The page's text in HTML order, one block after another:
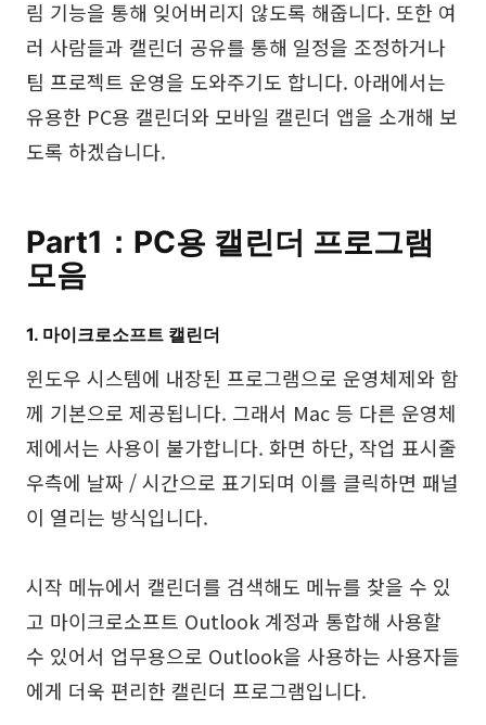
조직도
아키텍처 다이어그램
워크플로우
스크럼 도구
브레인스토밍
리서치 및 분석
회의 및 워크숍
제품 기획
창의성 & 다이어그램
AI 마인드맵
AI 사용자 여정 지도
AI 피시본 다이어그램
계획 & 처리
림 기능을 통해 잊어버리지 않도록 해줍니다. 또한 여
러 사람들과 캘린더 공유를 통해 일정을 조정하거나
팀 프로젝트 운영을 도와주기도 합니다. 아래에서는
유용한 PC용 캘린더와 모바일 캘린더 앱을 소개해 보
도록 하겠습니다.
Part1：PC용 캘린더 프로그램
모음
1. 마이크로소프트 캘린더
윈도우 시스템에 내장된 프로그램으로 운영체제와 함
께 기본으로 제공됩니다. 그래서 Mac 등 다른 운영체
제에서는 사용이 불가합니다. 화면 하단, 작업 표시줄
우측에 날짜 / 시간으로 표기되며 이를 클릭하면 패널
이 열리는 방식입니다.
시작 메뉴에서 캘린더를 검색해도 메뉴를 찾을 수 있
고 마이크로소프트 Outlook 계정과 통합해 사용할
수 있어서 업무용으로 Outlook을 사용하는 사용자들
에게 더욱 편리한 캘린더 프로그램입니다.